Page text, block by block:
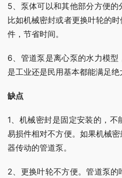
5、泵体可以和其他部分方便
比如机械密封或者更换叶轮的
件，节省时间。
6、管道泵是离心泵的水力模
是工业还是民用基本都能满足绝
缺点
1、机械密封是固定安装的，
易损件相对不方便。如果机械
器传动的管道泵。
2、更换叶轮不方便。管道泵的